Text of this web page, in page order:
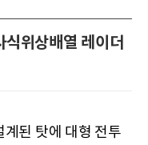
위상배열 레이더
된 탓에 대형 전투